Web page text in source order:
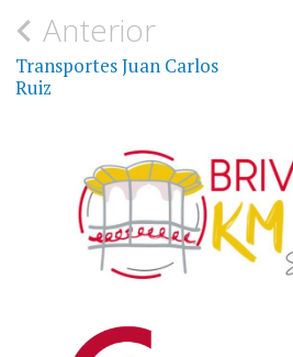
Navegación
de
Anterior
Transportes Juan Carlos
Ruiz